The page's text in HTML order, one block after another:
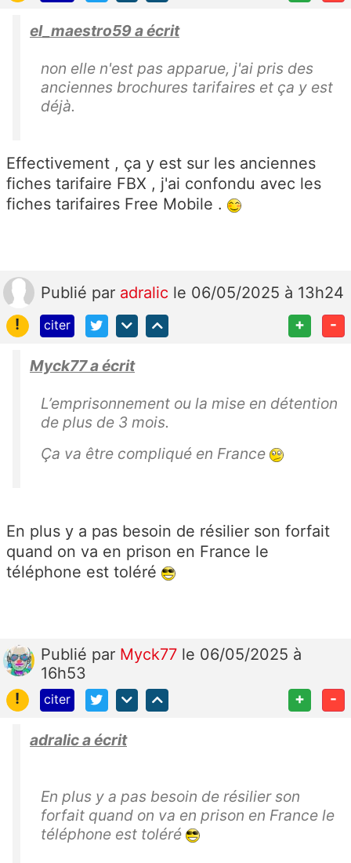
el_maestro59 a écrit
non elle n'est pas apparue, j'ai pris des
anciennes brochures tarifaires et ça y est
déjà.
Effectivement , ça y est sur les anciennes
fiches tarifaire FBX , j'ai confondu avec les
fiches tarifaires Free Mobile .
Publié par adralic le 06/05/2025 à 13h24
!
citer + -
Myck77 a écrit
L’emprisonnement ou la mise en détention
de plus de 3 mois.
Ça va être compliqué en France
En plus y a pas besoin de résilier son forfait
quand on va en prison en France le
téléphone est toléré
Publié par Myck77 le 06/05/2025 à
16h53
!
citer + -
adralic a écrit
En plus y a pas besoin de résilier son
forfait quand on va en prison en France le
téléphone est toléré